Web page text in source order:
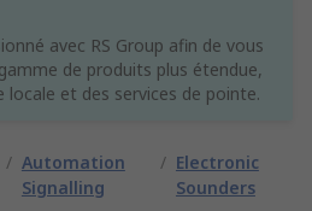
avec RS Group afin de vous
de produits plus étendue,
locale et des services de pointe.
/ Automation
Signalling
/ Electronic
Sounders